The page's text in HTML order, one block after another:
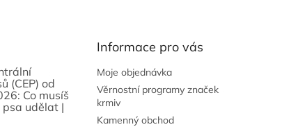
(CEP) od
Co musíš
udělat |
Informace pro vás
Moje objednávka
Věrnostní programy značek
krmiv
Kamenný obchod